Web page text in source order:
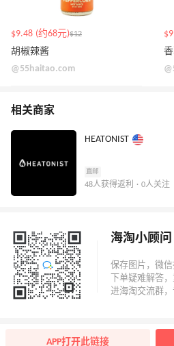
$9.48 (约68元)$12
胡椒辣酱
@55haitao.com
相关商家
HEATONIST
直邮
48人获得返利 · 0人关注
海淘小顾问
APP打开此链接